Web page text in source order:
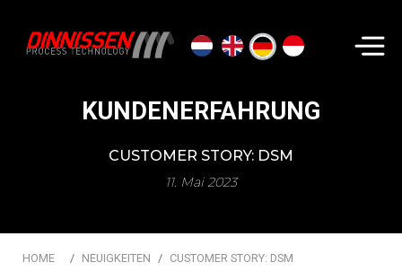
KUNDENERFAHRUNG
CUSTOMER STORY: DSM
11. Mai 2023
HOME NEUIGKEITEN CUSTOMER STORY: DSM